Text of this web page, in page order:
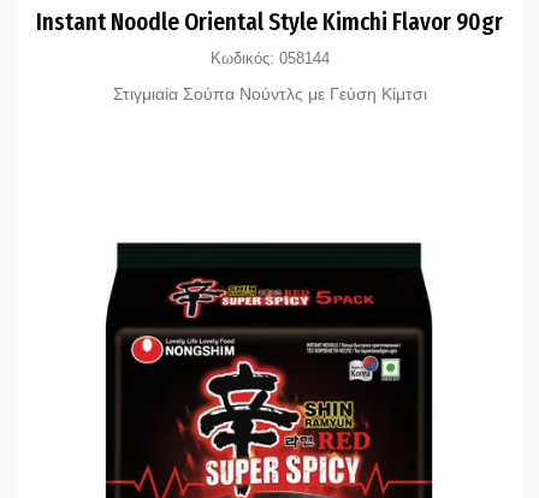
Instant Noodle Oriental Style Kimchi Flavor 90gr
Κωδικός: 058144
Στιγμιαία Σούπα Νούντλς με Γεύση Κίμτσι